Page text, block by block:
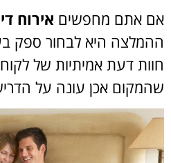
אם אתם מחפשים אירוח
ההמלצה היא לבחור ספק
חוות דעת אמיתיות של
שהמקום אכן עונה על